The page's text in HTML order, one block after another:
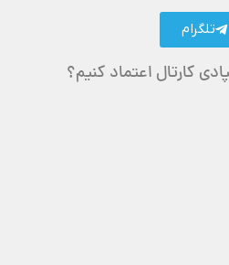
تلگرام
کارتال اعتماد کنیم؟